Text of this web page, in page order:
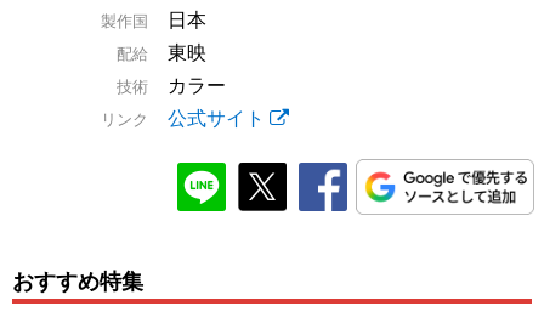
製作国 日本
配給 東映
技術 カラー
リンク 公式サイト
おすすめ特集